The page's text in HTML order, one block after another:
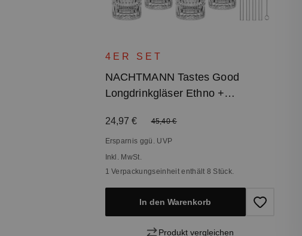
4ER SET
NACHTMANN Tastes Good
Longdrinkgläser Ethno +
Verkaufspreis:
24,97 € Regulärer Preis:
45,40 €
Ersparnis ggü. UVP
Inkl. MwSt.
1 Verpackungseinheit enthält 8 Stück.
In den Warenkorb
Produkt vergleichen